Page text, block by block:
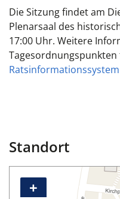
Die Sitzung findet am
Plenarsaal des
17:00 Uhr. Weitere
Tagesordnungspunkten
Ratsinformationssystem
Standort
+